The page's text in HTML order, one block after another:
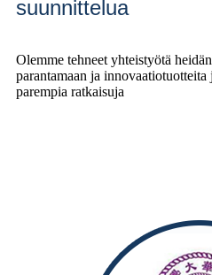
suunnittelua
Olemme tehneet yhteistyötä
parantamaan ja
parempia ratkaisuja